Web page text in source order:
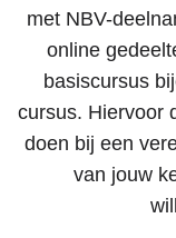
met NBV-
online
basiscursus
cursus. Hiervoor
doen bij een
van jouw